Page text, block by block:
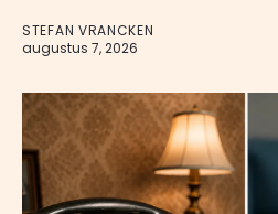
STEFAN VRANCKEN
augustus 7, 2026